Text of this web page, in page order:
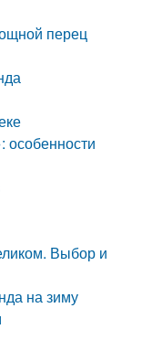
перец
особенности
Выбор и
на зиму